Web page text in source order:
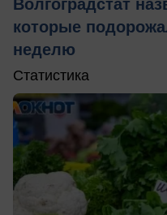
Волгоградстат
которые
неделю
Статистика